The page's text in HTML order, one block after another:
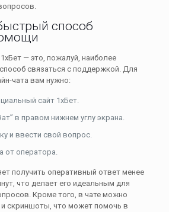
способ
— это, пожалуй, наиболее
связаться с поддержкой. Для
чата вам нужно:
сайт 1хБет.
в правом нижнем углу экрана.
и ввести свой вопрос.
от оператора.
получить оперативный ответ менее
что делает его идеальным для
Кроме того, в чате можно
скриншоты, что может помочь в